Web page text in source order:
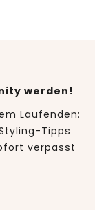
werden!
Laufenden:
Tipps
verpasst